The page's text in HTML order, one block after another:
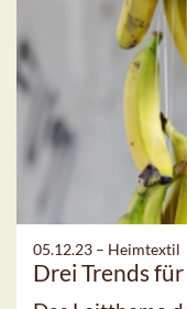
05.12.23 – Heimtextil
Drei Trends